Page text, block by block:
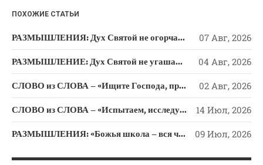
ПОХОЖИЕ СТАТЬИ
РАЗМЫШЛЕНИЯ: Дух Святой не огорчайте и не оскорбляйте! 07 Авг, 2026
РАЗМЫШЛЕНИЕ: Дух Святой не угашайте! 04 Авг, 2026
СЛОВО из СЛОВА – «Ищите Господа, призывайте Его» (Исаии 55) 02 Авг, 2026
СЛОВО из СЛОВА – «Испытаем, исследуем пути свои и обратимся к Господу» 14 Июл, 2026
РАЗМЫШЛЕНИЯ: «Божья школа – вся человеческая жизнь» 09 Июл, 2026